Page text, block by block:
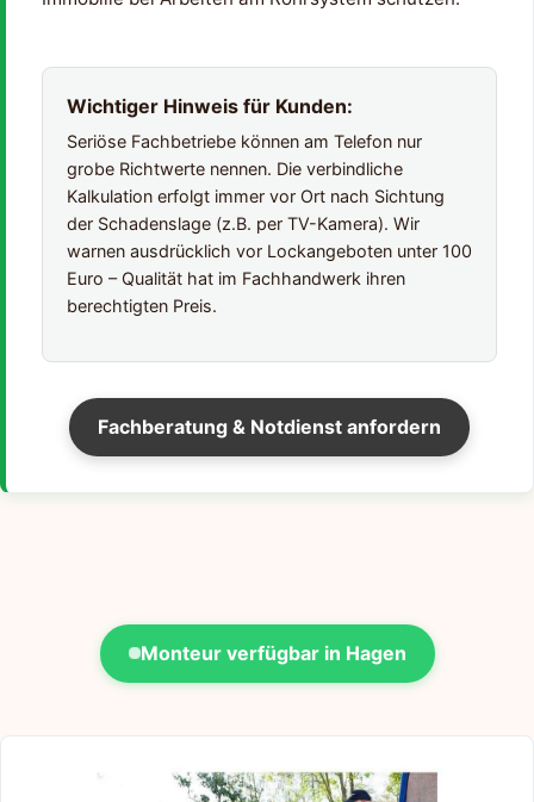
Wichtiger Hinweis für Kunden:
Seriöse Fachbetriebe können am Telefon nur
grobe Richtwerte nennen. Die verbindliche
Kalkulation erfolgt immer vor Ort nach Sichtung
der Schadenslage (z.B. per TV-Kamera). Wir
warnen ausdrücklich vor Lockangeboten unter 100
Euro – Qualität hat im Fachhandwerk ihren
berechtigten Preis.
Fachberatung & Notdienst anfordern
Monteur verfügbar in Hagen